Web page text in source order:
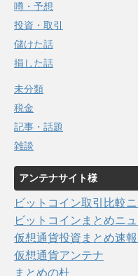
噂・予想
投資・取引
儲けた話
損した話
未分類
税金
記事・話題
雑談
アンテナサイト様
ビットコイン取引比較
ビットコインまとめニ
仮想通貨投資まとめ速
仮想通貨アンテナ
まとめの杜